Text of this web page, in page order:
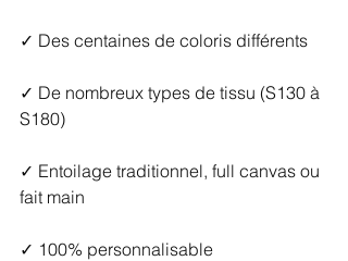
✓ Des centaines de coloris différents
✓ De nombreux types de tissu (S130 à
S180)
✓ Entoilage traditionnel, full canvas ou
fait main
✓ 100% personnalisable